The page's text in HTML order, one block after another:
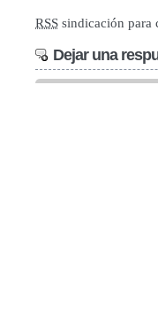
RSS sindicación para
Dejar una